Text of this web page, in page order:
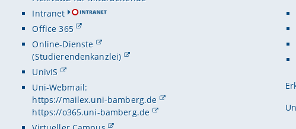
Intranet
Office 365
Online-Dienste
(Studierendenkanzlei)
UnivIS
Uni-Webmail:
https://mailex.uni-bamberg.de
https://o365.uni-bamberg.de